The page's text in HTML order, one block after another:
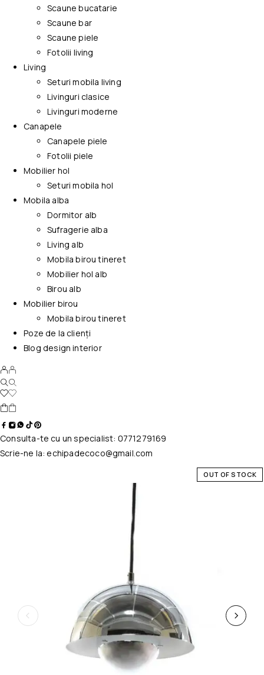
Scaune bucatarie
Scaune bar
Scaune piele
Fotolii living
Living
Seturi mobila living
Livinguri clasice
Livinguri moderne
Canapele
Canapele piele
Fotolii piele
Mobilier hol
Seturi mobila hol
Mobila alba
Dormitor alb
Sufragerie alba
Living alb
Mobila birou tineret
Mobilier hol alb
Birou alb
Mobilier birou
Mobila birou tineret
Poze de la clienți
Blog design interior
Consulta-te cu un specialist: 0771279169
Scrie-ne la:echipadecoco@gmail.com
OUT OF STOCK